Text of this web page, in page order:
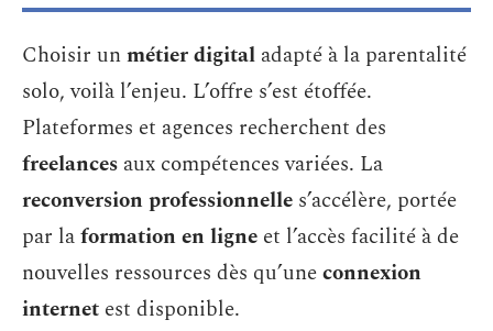
Choisir unmétier digital adapté à la parentalité
solo, voilà l’enjeu. L’offre s’est étoffée.
Plateformes et agences recherchent des
freelances aux compétences variées. La
reconversion professionnelle s’accélère, portée
par laformation en ligne et l’accès facilité à de
nouvelles ressources dès qu’uneconnexion
internet est disponible.